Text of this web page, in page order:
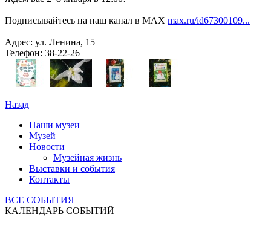
Подписывайтесь на наш канал в MAX max.ru/id67300109...
Адрес: ул. Ленина, 15
Телефон: 38-22-26
Назад
Наши музеи
Музей
Новости
Музейная жизнь
Выставки и события
Контакты
ВСЕ СОБЫТИЯ
КАЛЕНДАРЬ СОБЫТИЙ